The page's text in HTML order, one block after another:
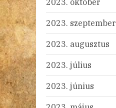
2023. szeptember
2023. augusztus
2023. július
2023. június